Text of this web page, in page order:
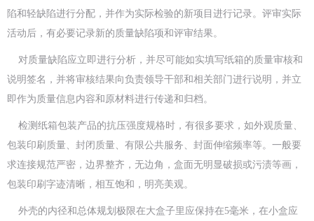
陷和轻缺陷进行分配，并作为实际检验的新项目进行记录。评审实际
活动后，有必要记录新的质量缺陷项和评审结果。
对质量缺陷应立即进行分析，并尽可能如实填写纸箱的质量审核和
说明签名，并将审核结果向负责领导干部和相关部门进行说明，并立
即作为质量信息内容和原材料进行传递和归档。
检测纸箱包装产品的抗压强度规格时，有很多要求，如外观质量、
包装印刷质量、封闭质量、有限公共服务、封面伸缩频率等。一般要
求连接规范严密，边界整齐，无边角，盒面无明显破损或污渍等画，
包装印刷字迹清晰，相互饱和，明亮美观。
外壳的内径和总体规划极限在大盒子里应保持在5毫米，在小盒应